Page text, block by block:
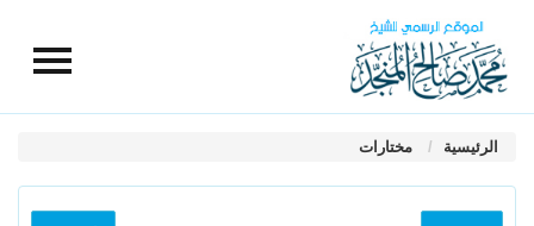
الرئيسية مختارات